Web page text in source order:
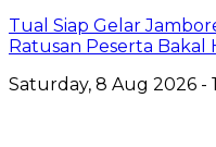
Tual Siap Gelar
Ratusan Peserta Bakal
Saturday, 8 Aug 2026 -